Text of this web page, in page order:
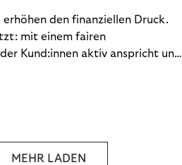
erhöhen den finanziellen Druck.
mit einem fairen
der Kund:innen aktiv anspricht und
So bleiben Menschen
MEHR LADEN